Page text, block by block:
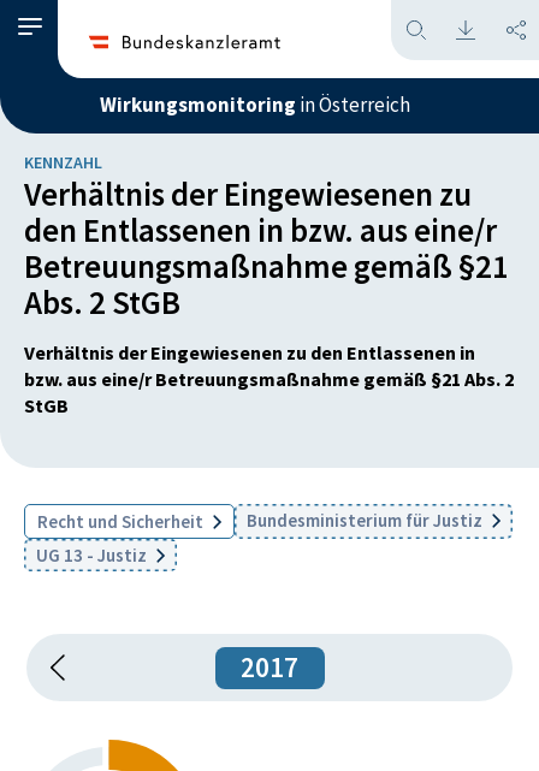
Wirkungsmonitoring in Österreich
KENNZAHL
Verhältnis der Eingewiesenen zu
den Entlassenen in bzw. aus eine/r
Betreuungsmaßnahme gemäß §21
Abs. 2 StGB
Verhältnis der Eingewiesenen zu den Entlassenen in
bzw. aus eine/r Betreuungsmaßnahme gemäß §21 Abs. 2
StGB
Recht und Sicherheit
Bundesministerium für Justiz
UG 13 - Justiz
2017